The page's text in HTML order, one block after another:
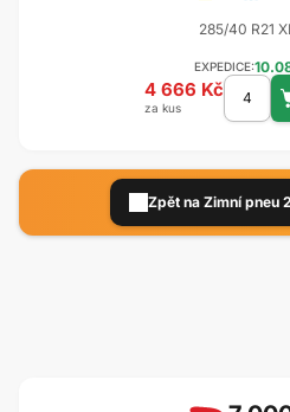
285/40 R21
EXPEDICE:
4 666 Kč
za kus
Zpět na Zimní pneu